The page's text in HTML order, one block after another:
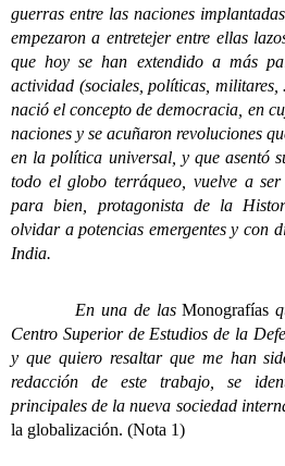
guerras entre las naciones
empezaron a entretejer entre ellas
que hoy se han extendido a más
actividad (sociales, políticas,
nació el concepto de democracia, en
naciones y se acuñaron revoluciones
en la política universal, y que asentó
todo el globo terráqueo, vuelve a
para bien, protagonista de la
olvidar a potencias emergentes y con
India.
En una de lasMonografías
Centro Superior de Estudios de la
y que quiero resaltar que me han
redacción de este trabajo, se
principales de la nueva sociedad
la globalización. (Nota 1)